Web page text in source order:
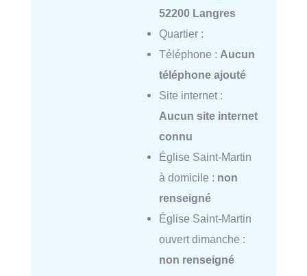
52200 Langres
Quartier :
Téléphone : Aucun
téléphone ajouté
Site internet :
Aucun site internet
connu
Église Saint-Martin
à domicile : non
renseigné
Église Saint-Martin
ouvert dimanche :
non renseigné